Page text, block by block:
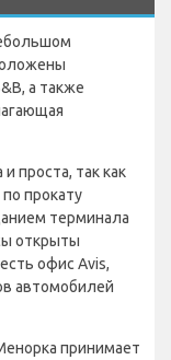
а также
проста, так как
прокату
терминала
открыты
офис Avis,
автомобилей
принимает